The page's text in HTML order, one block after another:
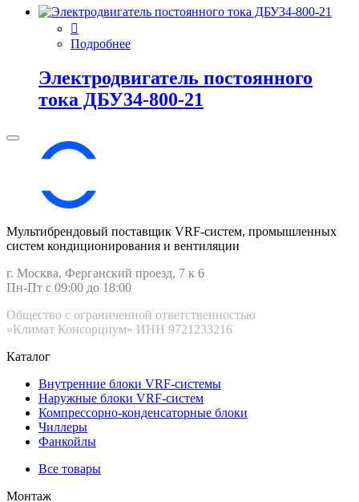
Подробнее
Электродвигатель постоянного
тока ДБУ34‑800‑21
Мультибрендовый поставщик VRF-cистем, промышленных
систем кондиционирования и вентиляции
г. Москва, Ферганский проезд, 7 к 6
Пн-Пт с 09:00 до 18:00
Общество с ограниченной ответственностью
«Климат Консорциум» ИНН 9721233216
Каталог
Внутренние блоки VRF-cистемы
Наружные блоки VRF-cистем
Компрессорно-конденсаторные блоки
Чиллеры
Фанкойлы
Все товары
Монтаж